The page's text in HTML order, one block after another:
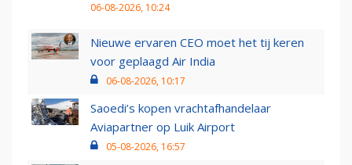
06-08-2026, 10:24
Nieuwe ervaren CEO moet het tij keren
voor geplaagd Air India
06-08-2026, 10:17
Saoedi’s kopen vrachtafhandelaar
Aviapartner op Luik Airport
05-08-2026, 16:57